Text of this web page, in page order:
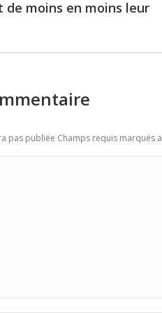
moins en moins leur
pas publiée Champs requis marqués